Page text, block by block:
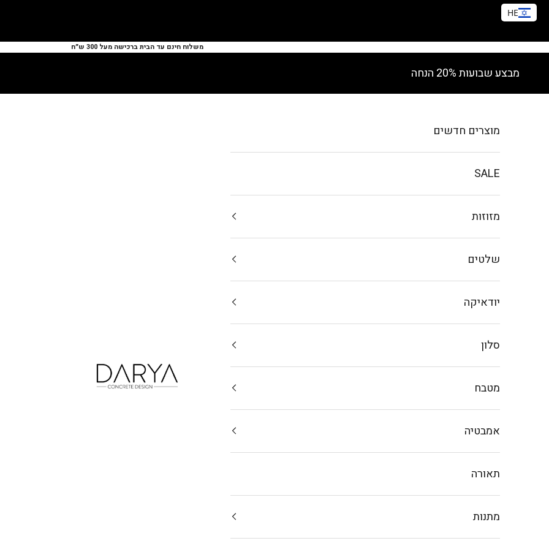
דילוג לתוכן משלוח חינם עד הבית ברכישה מעל 300 ש״ח
מבצע שבועות 20% הנחה
DARYA
מוצרים חדשים
SALE
מזוזות
שלטים
יודאיקה
סלון
מטבח
אמבטיה
תאורה
מתנות
HE